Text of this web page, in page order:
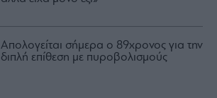
Απολογείται σήμερα ο 89χρονος για την
διπλή επίθεση με πυροβολισμούς